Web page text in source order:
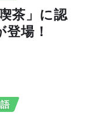
茶」に認
場！